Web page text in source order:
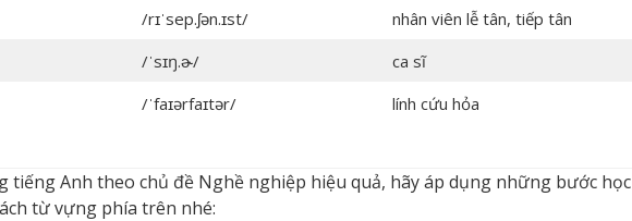
/rɪˈsep.ʃən.ɪst/
nhân viên lễ tân, tiếp tân
/ˈsɪŋ.ɚ/
ca sĩ
/ˈfaɪərfaɪtər/ lính cứu hỏa
tiếng Anh theo chủ đề Nghề nghiệp hiệu quả, hãy áp dụng những bước học
từ vựng phía trên nhé: